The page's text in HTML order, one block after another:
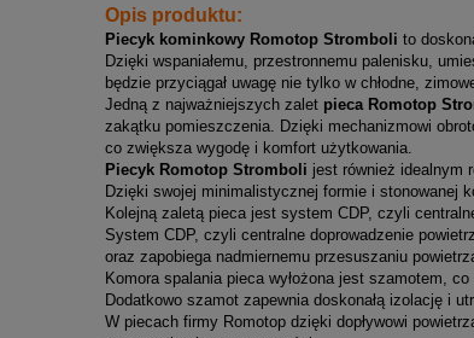
Opis produktu:
Piecyk kominkowy Romotop Stromboli to
Dzięki wspaniałemu, przestronnemu palenisku,
będzie przyciągał uwagę nie tylko w chłodne,
Jedną z najważniejszych zalet pieca Romotop
zakątku pomieszczenia. Dzięki mechanizmowi
co zwiększa wygodę i komfort użytkowania.
Piecyk Romotop Stromboli jest również idealnym
Dzięki swojej minimalistycznej formie i stonowanej
Kolejną zaletą pieca jest system CDP, czyli
System CDP, czyli centralne doprowadzenie
oraz zapobiega nadmiernemu przesuszaniu
Komora spalania pieca wyłożona jest szamotem,
Dodatkowo szamot zapewnia doskonałą izolację i
W piecach firmy Romotop dzięki dopływowi